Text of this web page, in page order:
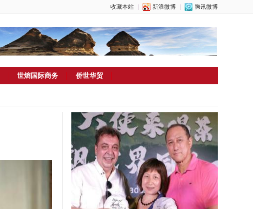
收藏本站 新浪微博 腾讯微博
世熵国际商务 侨世华贸